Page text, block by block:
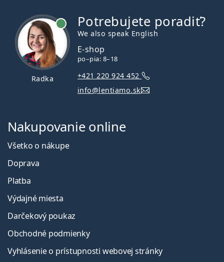
Radka
Potrebujete poradiť?
We also speak English
E-shop
po–pia: 8–18
+421 220 924 452
info@lentiamo.sk
Nakupovanie online
Všetko o nákupe
Doprava
Platba
Výdajné miesta
Darčekový poukaz
Obchodné podmienky
Vyhlásenie o prístupnosti webovej stránky